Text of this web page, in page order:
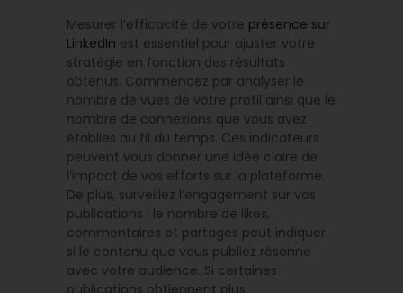
Mesurer l’efficacité de votre présence sur
LinkedIn est essentiel pour ajuster votre
stratégie en fonction des résultats
obtenus. Commencez par analyser le
nombre de vues de votre profil ainsi que le
nombre de connexions que vous avez
établies au fil du temps. Ces indicateurs
peuvent vous donner une idée claire de
l’impact de vos efforts sur la plateforme.
De plus, surveillez l’engagement sur vos
publications : le nombre de likes,
commentaires et partages peut indiquer
si le contenu que vous publiez résonne
avec votre audience. Si certaines
publications obtiennent plus